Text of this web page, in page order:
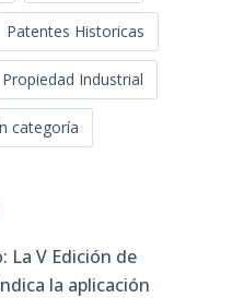
Patentes Historicas
Propiedad Industrial
categoría
La V Edición de
la aplicación